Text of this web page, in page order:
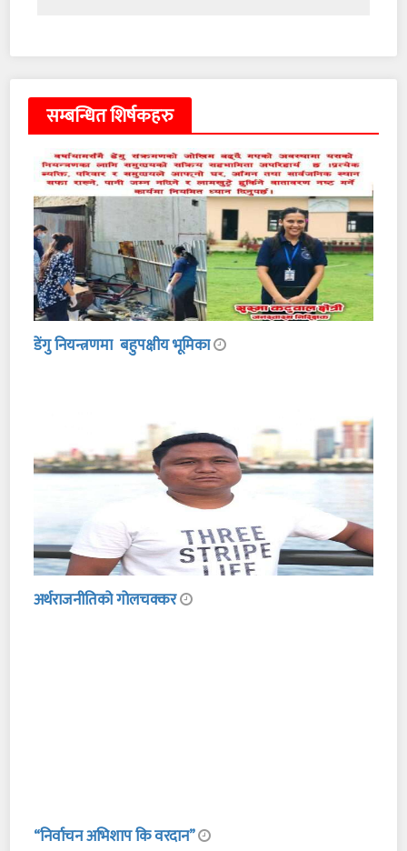
सम्बन्धित शिर्षकहरु
डेंगु नियन्त्रणमा बहुपक्षीय भूमिका
अर्थराजनीतिको गोलचक्कर
“निर्वाचन अभिशाप कि वरदान”